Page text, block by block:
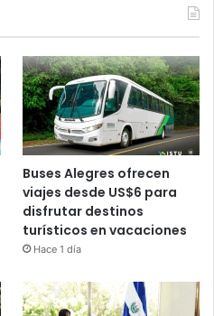
Buses Alegres ofrecen
viajes desde US$6 para
disfrutar destinos
turísticos en vacaciones
Hace 1 día